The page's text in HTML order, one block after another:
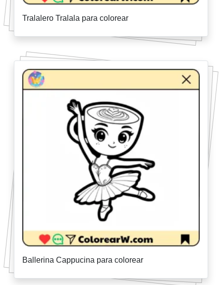
Tralalero Tralala para colorear
Ballerina Cappucina para colorear